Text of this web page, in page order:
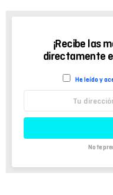
BOLETÍN¡Recibe las
directamente
He leído y
correo
No te